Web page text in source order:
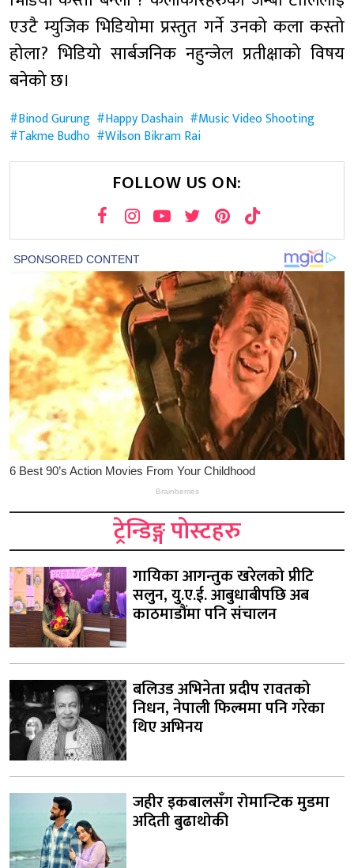
एउटै म्युजिक भिडियोमा प्रस्तुत गर्ने उनको कला कस्तो
होला? भिडियो सार्बजनिक नहुन्जेल प्रतीक्षाको विषय
बनेको छ।
Binod Gurung Happy Dashain
Music Video Shooting
Takme Budho
Wilson Bikram Rai
FOLLOW US ON:
ट्रेन्डिङ्ग पोस्टहरु
गायिका आगन्तुक खरेलको प्रीटि
सलुन, यु.ए.ई. आबुधाबीपछि अब
काठमाडौंमा पनि संचालन
बलिउड अभिनेता प्रदीप रावतको
निधन, नेपाली फिल्ममा पनि गरेका
थिए अभिनय
जहीर इकबालसँग रोमान्टिक मुडमा
अदिती बुढाथोकी